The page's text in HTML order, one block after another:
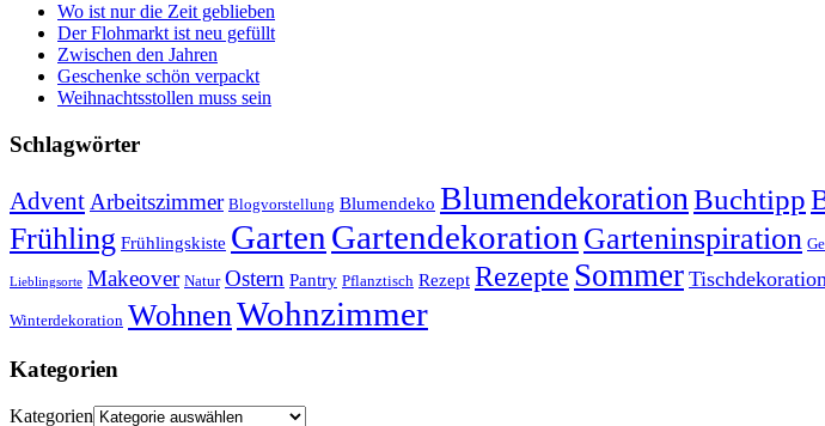
Wo ist nur die Zeit geblieben
Der Flohmarkt ist neu gefüllt
Zwischen den Jahren
Geschenke schön verpackt
Weihnachtsstollen muss sein
Schlagwörter
AdventArbeitszimmer Blogvorstellung Blumendeko BlumendekorationBuchtipp
Frühling Frühlingskiste GartenGartendekoration Garteninspiration
Lieblingsorte Makeover Natur Ostern Pantry Pflanztisch Rezept Rezepte Sommer
Winterdekoration WohnenWohnzimmer
Kategorien
Kategorien